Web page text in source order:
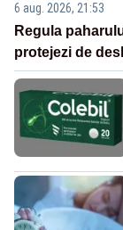
6 aug. 2026, 21:53
Regula
protejezi de